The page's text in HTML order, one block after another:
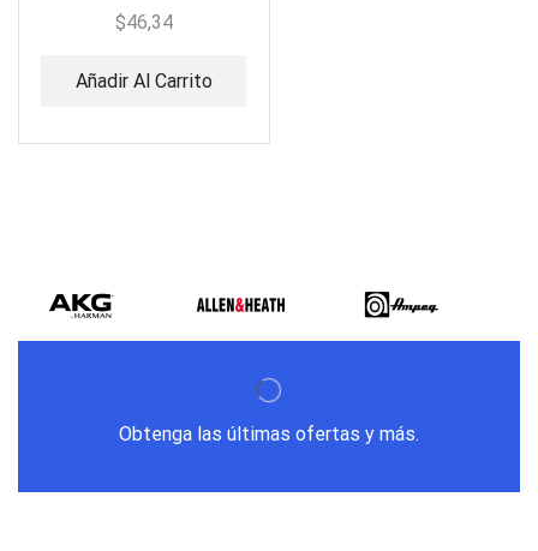
Charles Hi Hat
$46,34
Añadir Al Carrito
Obtenga las últimas ofertas y más.